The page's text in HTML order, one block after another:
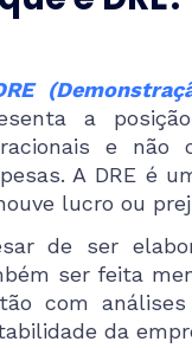
a
e não
A DRE é
lucro ou
de ser
ser feita
com
da